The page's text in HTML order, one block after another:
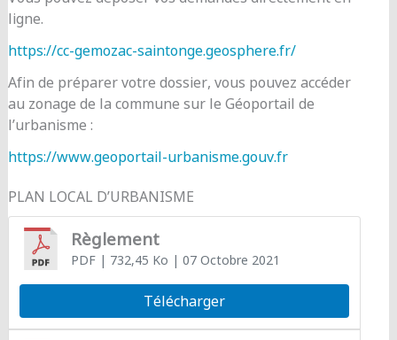
ligne.
https://cc-gemozac-saintonge.geosphere.fr/
Afin de préparer votre dossier, vous pouvez accéder
au zonage de la commune sur le Géoportail de
l’urbanisme :
https://www.geoportail-urbanisme.gouv.fr
PLAN LOCAL D’URBANISME
Règlement
PDF| 732,45 Ko | 07 Octobre 2021
Télécharger